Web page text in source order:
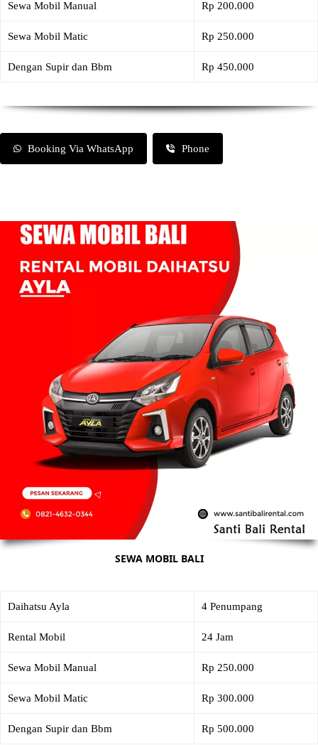
Sewa Mobil Manual Rp 200.000
Sewa Mobil Matic Rp 250.000
Dengan Supir dan Bbm Rp 450.000
Booking Via WhatsApp Phone
SEWA MOBIL BALI
Daihatsu Ayla 4 Penumpang
Rental Mobil 24 Jam
Sewa Mobil Manual Rp 250.000
Sewa Mobil Matic Rp 300.000
Dengan Supir dan Bbm Rp 500.000